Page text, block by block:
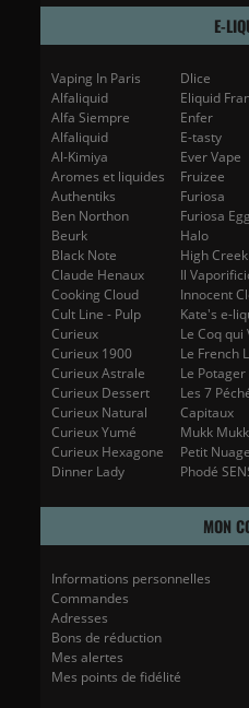
E-
Vaping In Paris
Alfaliquid
Alfa Siempre
Alfaliquid
Al-Kimiya
Aromes et liquides
Authentiks
Ben Northon
Beurk
Black Note
Claude Henaux
Cooking Cloud
Cult Line - Pulp
Curieux
Curieux 1900
Curieux Astrale
Curieux Dessert
Curieux Natural
Curieux Yumé
Curieux Hexagone
Dinner Lady
Dlice
Eliquid
Enfer
E-tasty
Ever Vape
Fruizee
Furiosa
Furiosa
Halo
High Creek
Il
Innocent
Kate's e-
Le Coq qui
Le French
Le Potager
Les 7
Capitaux
Mukk Mukk
Petit Nuage
Phodé
MON
Informations personnelles
Commandes
Adresses
Bons de réduction
Mes alertes
Mes points de fidélité